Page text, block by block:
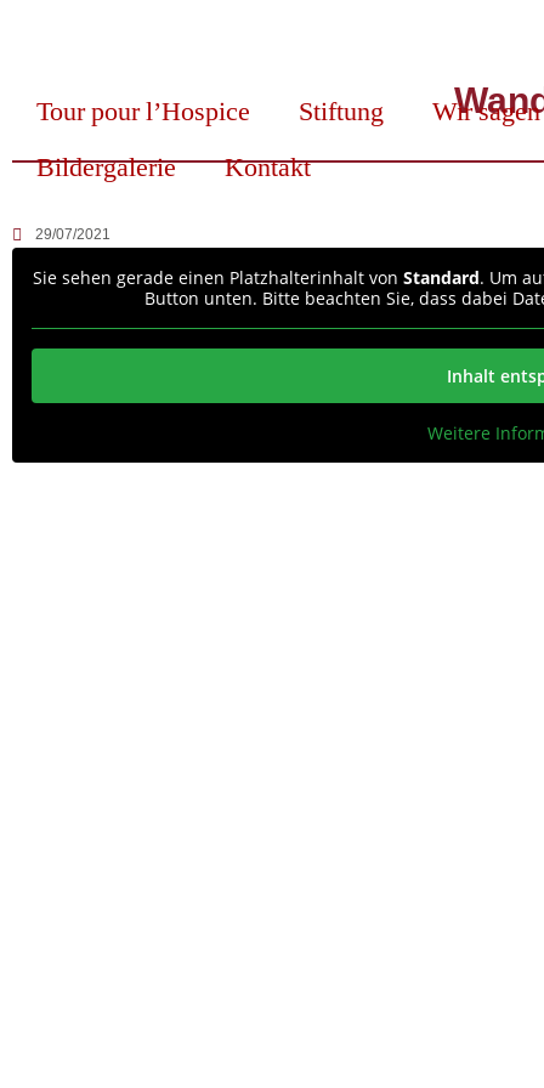
Tour pour l’Hospice Stiftung Wir
Bildergalerie
Kontakt
29/07/2021
Sie sehen gerade einen Platzhalterinhalt von Standard. Um
Button unten. Bitte beachten Sie, dass dabei
Inhalt
Weitere